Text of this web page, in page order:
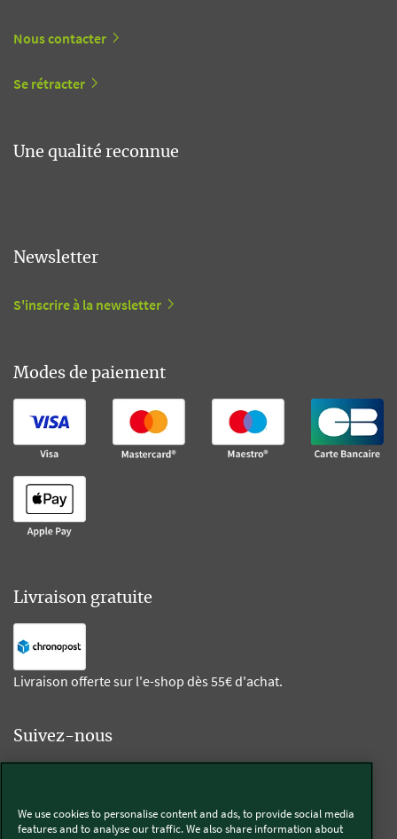
Nous contacter
Se rétracter
Une qualité reconnue
Newsletter
S'inscrire à la newsletter
Modes de paiement
Livraison gratuite
Livraison offerte sur l'e-shop dès 55€ d'achat.
Suivez-nous
We use cookies to personalise content and ads, to provide social media
features and to analyse our traffic. We also share information about